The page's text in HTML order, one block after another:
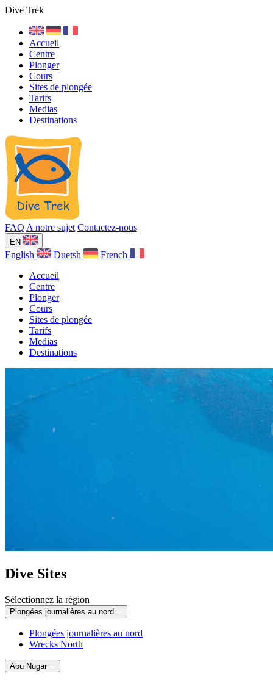
Dive Trek
Accueil
Centre
Plonger
Cours
Sites de plongée
Tarifs
Medias
Destinations
FAQ A notre sujet Contactez-nous
EN
English Duetsh
French
Accueil
Centre
Plonger
Cours
Sites de plongée
Tarifs
Medias
Destinations
Dive Sites
Sélectionnez la région
Plongées journalières au nord
Plongées journalières au nord
Wrecks North
Abu Nugar